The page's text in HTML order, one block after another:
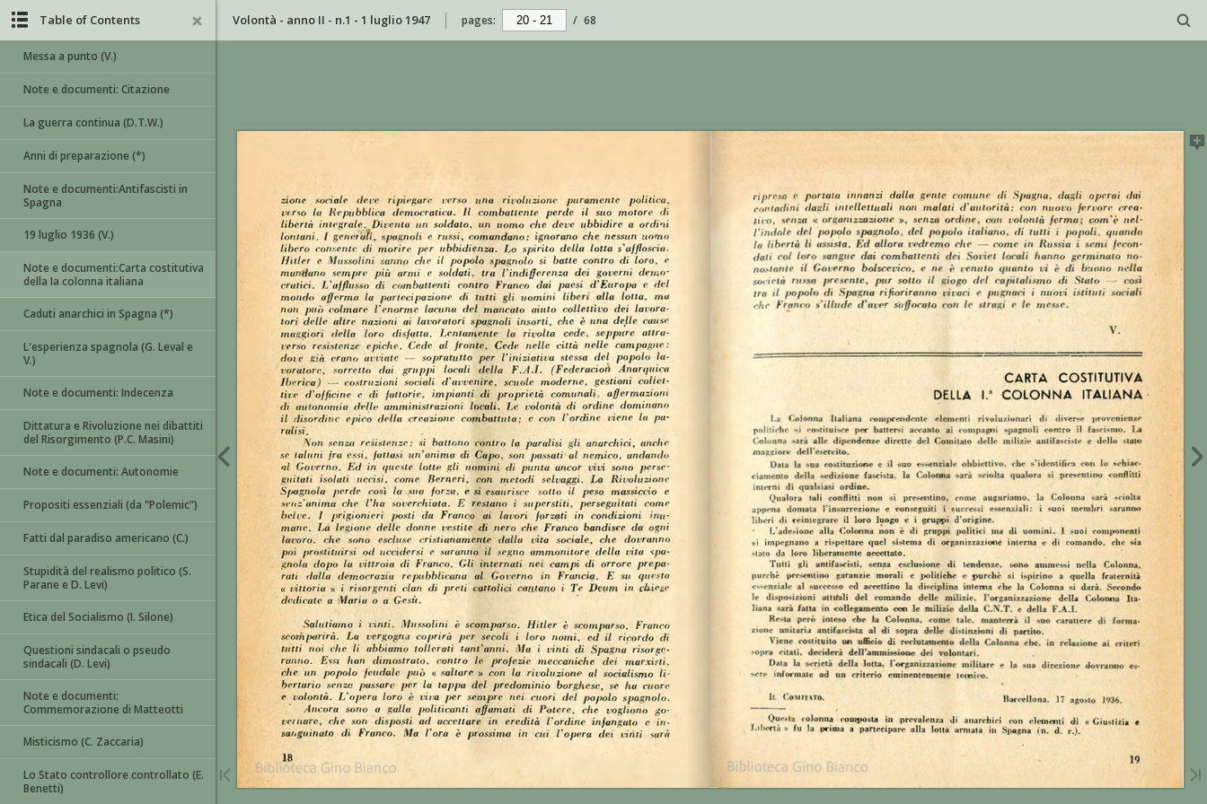
Volontà - anno II - n.1 - 1 luglio 1947 pages: / 68
Table of Contents
Messa a punto (V.)
Note e documenti: Citazione
La guerra continua (D.T.W.)
Anni di preparazione (*)
Note e documenti:Antifascisti in
Spagna
19 luglio 1936 (V.)
Note e documenti:Carta costitutiva
della Ia colonna italiana
Caduti anarchici in Spagna (*)
L'esperienza spagnola (G. Leval e
V.)
Note e documenti: Indecenza
Dittatura e Rivoluzione nei dibattiti
del Risorgimento (P.C. Masini)
Note e documenti: Autonomie
Propositi essenziali (da "Polemic")
Fatti dal paradiso americano (C.)
Stupidità del realismo politico (S.
Parane e D. Levi)
Etica del Socialismo (I. Silone)
Questioni sindacali o pseudo
sindacali (D. Levi)
Note e documenti:
Commemorazione di Matteotti
Misticismo (C. Zaccaria)
Lo Stato controllore controllato (E.
Benetti)